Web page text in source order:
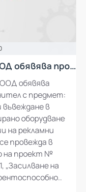
обявява
с предмет:
в
оборудване
на рекламни
провежда в
на проект №
„Засилване на